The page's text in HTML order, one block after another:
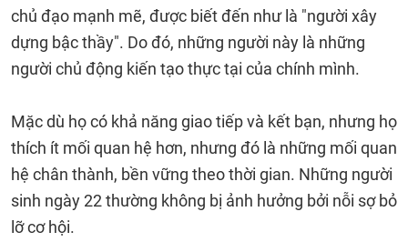
chủ đạo mạnh mẽ, được biết đến như là "người xây
dựng bậc thầy". Do đó, những người này là những
người chủ động kiến ​​tạo thực tại của chính mình.
Mặc dù họ có khả năng giao tiếp và kết bạn, nhưng họ
thích ít mối quan hệ hơn, nhưng đó là những mối quan
hệ chân thành, bền vững theo thời gian. Những người
sinh ngày 22 thường không bị ảnh hưởng bởi nỗi sợ bỏ
lỡ cơ hội.